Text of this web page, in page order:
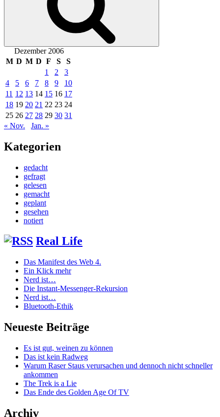
Dezember 2006
M D M D F S
S
1
2
3
4
5 6 7 8 9
10
11 12 13 14 15 16 17
18 19 20 21 22 23 24
25 26 27 28 29 30 31
« Nov.
Jan. »
Kategorien
gedacht
gefragt
gelesen
gemacht
geplant
gesehen
notiert
Real Life
Das Manifest des Web 4.
Ein Klick mehr
Nerd ist…
Die Instant-Messenger-Rekursion
Nerd ist…
Bluetooth-Ethik
Neueste Beiträge
Es ist gut, weinen zu können
Das ist kein Radweg
Warum Raser Staus verursachen und dennoch nicht schneller
ankommen
The Trek is a Lie
Das Ende des Golden Age Of TV
Archiv